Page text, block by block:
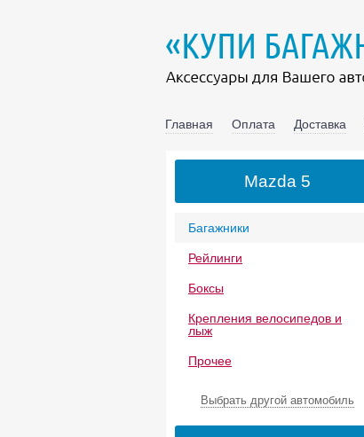
Главная Оплата Доставка
Багажники
Рейлинги
Боксы
Крепления велосипедов и
лыж
Прочее
Выбрать другой автомобиль
Mazda 5